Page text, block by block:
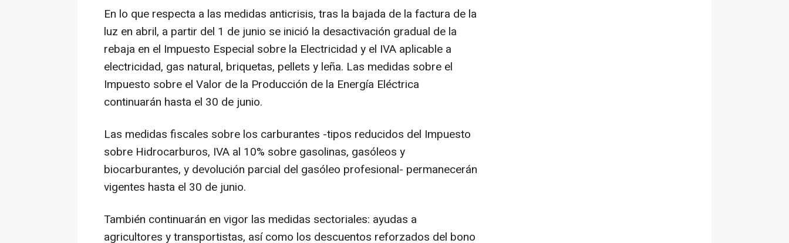
En lo que respecta a las medidas anticrisis, tras la bajada de la factura de la
luz en abril, a partir del 1 de junio se inició la desactivación gradual de la
rebaja en el Impuesto Especial sobre la Electricidad y el IVA aplicable a
electricidad, gas natural, briquetas, pellets y leña. Las medidas sobre el
Impuesto sobre el Valor de la Producción de la Energía Eléctrica
continuarán hasta el 30 de junio.
Las medidas fiscales sobre los carburantes -tipos reducidos del Impuesto
sobre Hidrocarburos, IVA al 10% sobre gasolinas, gasóleos y
biocarburantes, y devolución parcial del gasóleo profesional- permanecerán
vigentes hasta el 30 de junio.
También continuarán en vigor las medidas sectoriales: ayudas a
agricultores y transportistas, así como los descuentos reforzados del bono